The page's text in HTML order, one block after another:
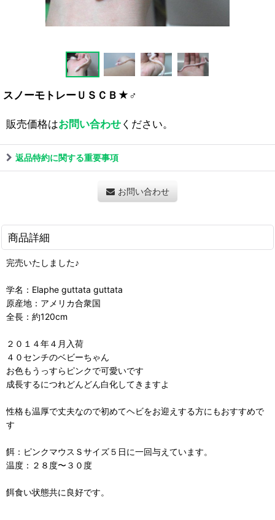
スノーモトレーＵＳＣＢ★♂
販売価格はお問い合わせください。
返品特約に関する重要事項
お問い合わせ
商品詳細
完売いたしました♪
学名：Elaphe guttata guttata
原産地：アメリカ合衆国
全長：約120cm
２０１４年４月入荷
４０センチのベビーちゃん
お色もうっすらピンクで可愛いです
成長するにつれどんどん白化してきますよ
性格も温厚で丈夫なので初めてヘビをお迎えする方にもおすすめで
す
餌：ピンクマウスＳサイズ５日に一回与えています。
温度：２８度〜３０度
餌食い状態共に良好です。